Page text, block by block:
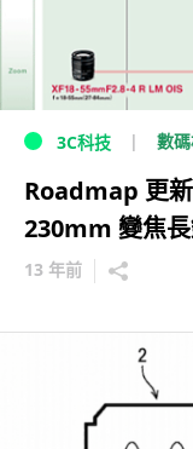
3C科技 數
Roadmap 更
230mm 變焦
13 年前